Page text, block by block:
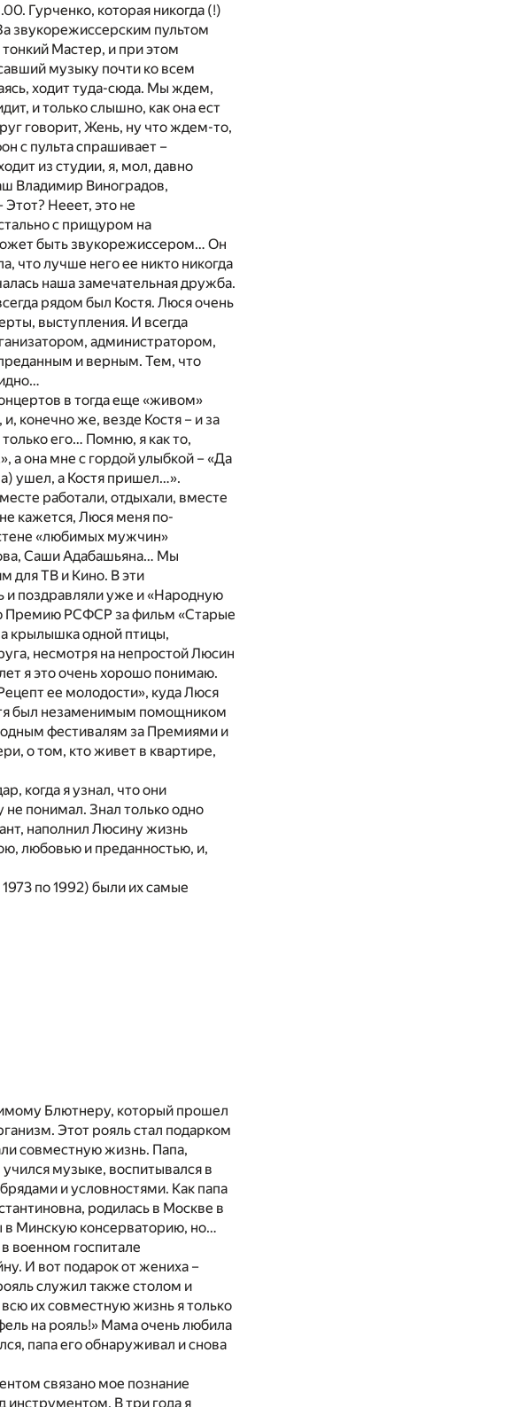
Гурченко, которая никогда (!)
звукорежиссерским пультом
Мастер, и при этом
музыку почти ко всем
ходит туда-сюда. Мы ждем,
и только слышно, как она ест
говорит, Жень, ну что ждем-то,
с пульта спрашивает –
из студии, я, мол, давно
Владимир Виноградов,
Нееет, это не
с прищуром на
быть звукорежиссером… Он
что лучше него ее никто никогда
наша замечательная дружба.
рядом был Костя. Люся очень
выступления. И всегда
администратором,
и верным. Тем, что
в тогда еще «живом»
конечно же, везде Костя – и за
его… Помню, я как то,
а она мне с гордой улыбкой – «Да
ушел, а Костя пришел…».
работали, отдыхали, вместе
кажется, Люся меня по-
«любимых мужчин»
Саши Адабашьяна… Мы
для ТВ и Кино. В эти
и поздравляли уже и «Народную
Премию РСФСР за фильм «Старые
крылышка одной птицы,
несмотря на непростой Люсин
я это очень хорошо понимаю.
ее молодости», куда Люся
был незаменимым помощником
фестивалям за Премиями и
о том, кто живет в квартире,
когда я узнал, что они
понимал. Знал только одно
наполнил Люсину жизнь
любовью и преданностью, и,
по 1992) были их самые
Блютнеру, который прошел
Этот рояль стал подарком
совместную жизнь. Папа,
музыке, воспитывался в
и условностями. Как папа
родилась в Москве в
в Минскую консерваторию, но…
военном госпитале
И вот подарок от жениха –
служил также столом и
их совместную жизнь я только
на рояль!» Мама очень любила
папа его обнаруживал и снова
связано мое познание
инструментом. В три года я